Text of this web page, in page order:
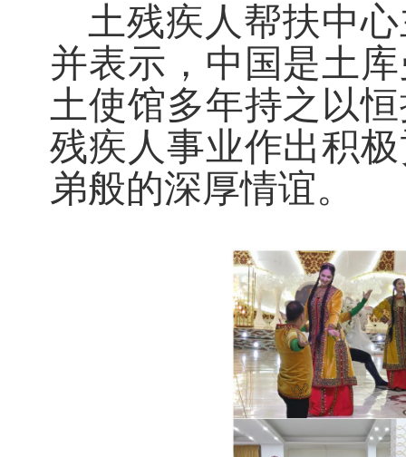
土残疾人帮扶中
并表示，中国是土
土使馆多年持之以
残疾人事业作出积
弟般的深厚情谊。